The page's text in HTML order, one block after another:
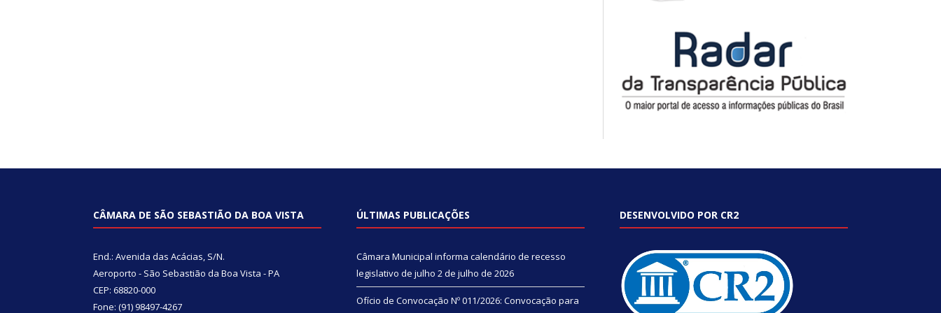
CÂMARA DE SÃO SEBASTIÃO DA BOA VISTA
End.: Avenida das Acácias, S/N.
Aeroporto - São Sebastião da Boa Vista - PA
CEP: 68820-000
Fone: (91) 98497-4267
ÚLTIMAS PUBLICAÇÕES
Câmara Municipal informa calendário de recesso
legislativo de julho 2 de julho de 2026
Ofício de Convocação Nº 011/2026: Convocação para
DESENVOLVIDO POR CR2